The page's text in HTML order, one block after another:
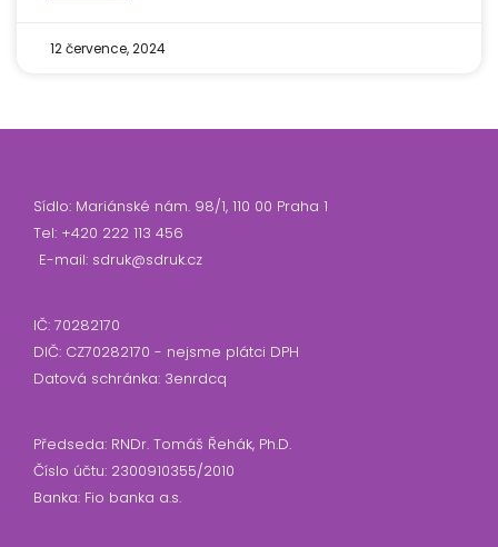
12 července, 2024
Sídlo: Mariánské nám. 98/1, 110 00 Praha 1
Tel: +420 222 113 456
E-mail: sdruk@sdruk.cz
IČ: 70282170
DIČ: CZ70282170 - nejsme plátci DPH
Datová schránka: 3enrdcq
Předseda: RNDr. Tomáš Řehák, Ph.D.
Číslo účtu: 2300910355/2010
Banka: Fio banka a.s.